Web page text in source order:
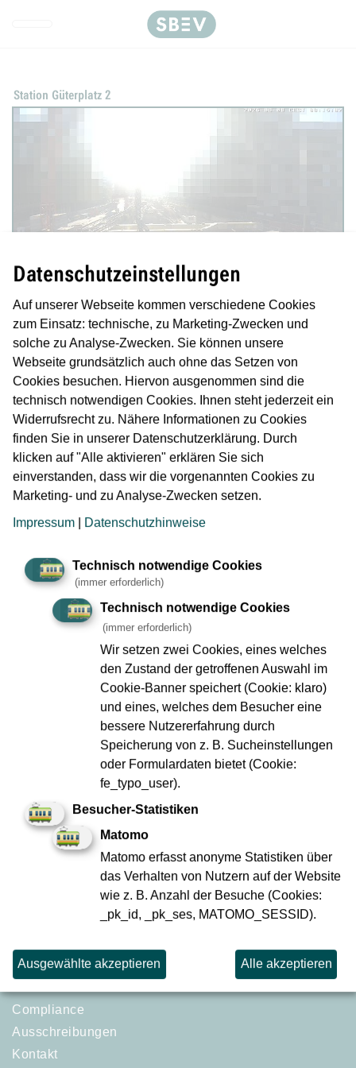
Direkt zur Hauptnavigation
Direkt zum Inhalt springen
Webseiten-Barriere melden
Station Güterplatz 2
Station Güterplatz,
Blickrichtung Ost
08.08.2026 - 08:15 Uhr
Bürgersprechstunde
Webseiten-Barriere melden
Infos in Leichter Sprache
Compliance
Ausschreibungen
Kontakt
Datenschutzeinstellungen
Auf unserer Webseite kommen verschiedene Cookies
zum Einsatz: technische, zu Marketing-Zwecken und
solche zu Analyse-Zwecken. Sie können unsere
Webseite grundsätzlich auch ohne das Setzen von
Cookies besuchen. Hiervon ausgenommen sind die
technisch notwendigen Cookies. Ihnen steht jederzeit ein
Widerrufsrecht zu. Nähere Informationen zu Cookies
finden Sie in unserer Datenschutzerklärung. Durch
klicken auf "Alle aktivieren" erklären Sie sich
einverstanden, dass wir die vorgenannten Cookies zu
Marketing- und zu Analyse-Zwecken setzen.
Impressum
Datenschutzhinweise
Technisch notwendige Cookies
(immer erforderlich)
Technisch notwendige Cookies
(immer erforderlich)
Wir setzen zwei Cookies, eines welches
den Zustand der getroffenen Auswahl im
Cookie-Banner speichert (Cookie: klaro)
und eines, welches dem Besucher eine
bessere Nutzererfahrung durch
Speicherung von z. B. Sucheinstellungen
oder Formulardaten bietet (Cookie:
fe_typo_user).
Besucher-Statistiken
Matomo
Matomo erfasst anonyme Statistiken über
das Verhalten von Nutzern auf der Website
wie z. B. Anzahl der Besuche (Cookies:
_pk_id, _pk_ses, MATOMO_SESSID).
Ausgewählte akzeptieren Alle akzeptieren